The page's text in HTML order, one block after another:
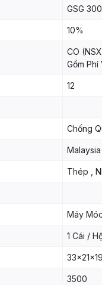
GSG
10%
CO
Gồm Phí
12
Chống
Malaysia
Thép ,
Máy
1 Cái /
33x21x19
3500